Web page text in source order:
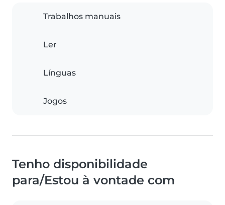
Trabalhos manuais
Ler
Línguas
Jogos
Tenho disponibilidade
para/Estou à vontade com